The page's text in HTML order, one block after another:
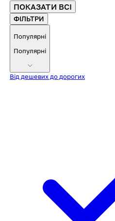
ПОКАЗАТИ ВСІ
ФІЛЬТРИ
Популярні
Популярні
Від дешевих до дорогих